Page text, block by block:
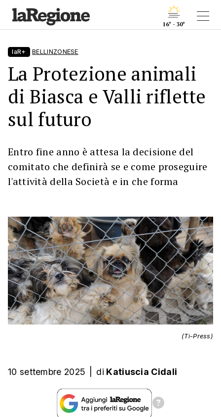
16° - 30°
laR+ BELLINZONESE
La Protezione animali
di Biasca e Valli riflette
sul futuro
Entro fine anno è attesa la decisione del
comitato che definirà se e come proseguire
l'attività della Società e in che forma
(Ti-Press)
10 settembre 2025 di Katiuscia Cidali